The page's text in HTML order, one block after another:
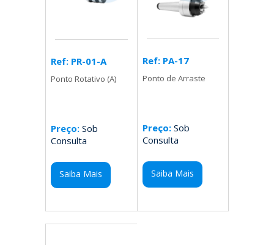
Ref: PR-01-A
Ponto Rotativo (A)
Preço: Sob
Consulta
Saiba Mais
Ref: PA-17
Ponto de Arraste
Preço:Sob
Consulta
Saiba Mais